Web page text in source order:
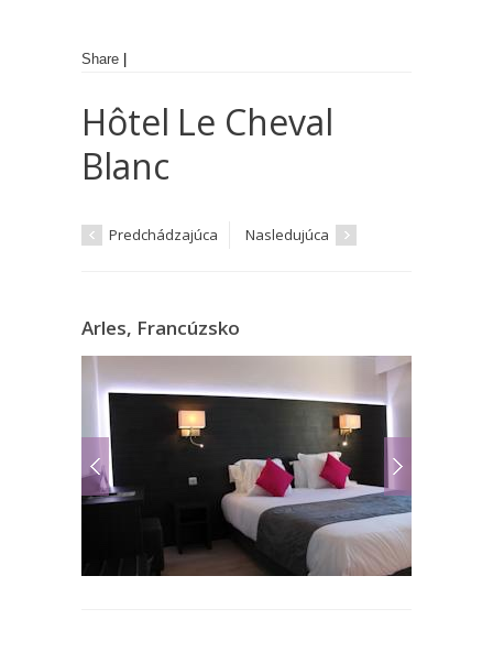
Share
Hôtel Le Cheval
Blanc
Predchádzajúca Nasledujúca
Arles, Francúzsko